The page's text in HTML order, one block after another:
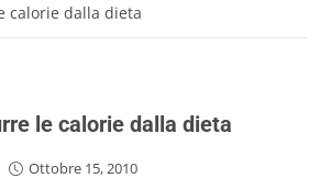
calorie dalla dieta
le calorie dalla dieta
Ottobre 15, 2010